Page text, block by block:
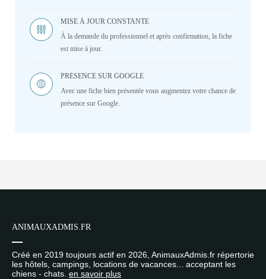
MISE À JOUR CONSTANTE
À la demande du professionnel et après confirmation, la fiche
est mise à jour.
PRÉSENCE SUR GOOGLE
Avec une fiche bien présentée vous augmentez votre chance de
présence sur Google.
ANIMAUXADMIS.FR
Créé en 2019 toujours actif en 2026, AnimauxAdmis.fr répertorie
les hôtels, campings, locations de vacances... acceptant les
chiens - chats. en savoir plus